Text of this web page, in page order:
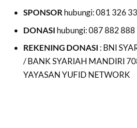
SPONSORhubungi: 081 326
DONASI hubungi: 087 882
REKENING DONASI : BNI
/ BANK SYARIAH MANDIRI
YAYASAN YUFID NETWORK